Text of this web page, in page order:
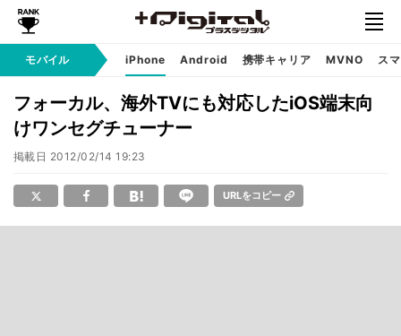
モバイル iPhone Android 携帯キャリア MVNO ス
フォーカル、海外TVにも対応したiOS端末向
けワンセグチューナー
掲載日 2012/02/14 19:23
URLをコピー